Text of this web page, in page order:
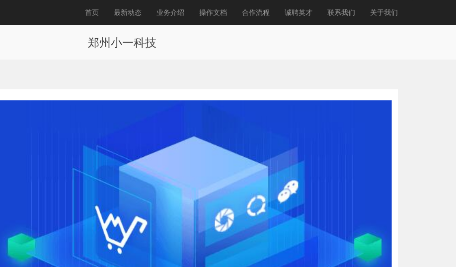
首页 最新动态 业务介绍 操作文档 合作流程 诚聘英才 联系我们 关于我们
郑州小一科技